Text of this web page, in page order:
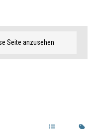
Seite anzusehen